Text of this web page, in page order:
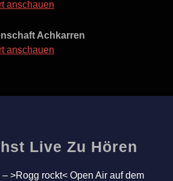
anschauen
Achkarren
anschauen
Live Zu Hören
– >Rogg rockt< Open Air auf dem